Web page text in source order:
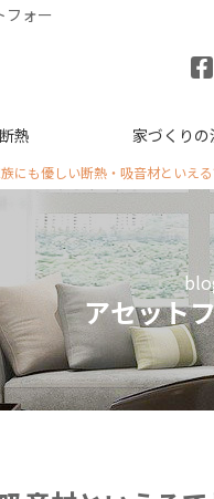
フォー
熱 家づくりの
にも優しい断熱・吸音材といえる
アセット